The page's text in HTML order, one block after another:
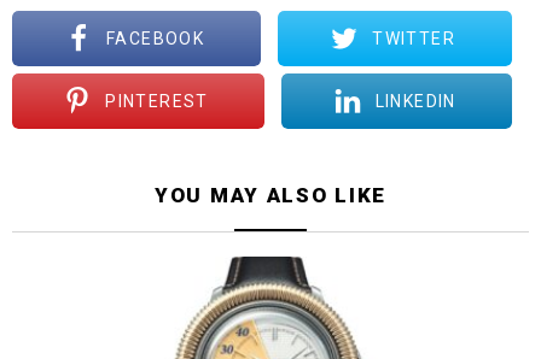
FACEBOOK TWITTER
PINTEREST LINKEDIN
YOU MAY ALSO LIKE